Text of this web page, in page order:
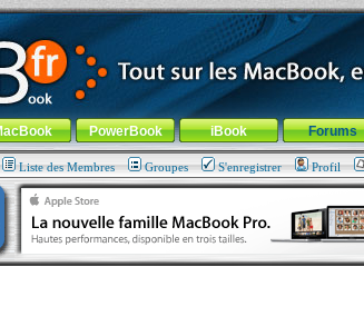
nomade !
général-Aller au menu de la rubrique
PowerBook iBook Forums
Liste des Membres Groupes S'enregistrer Profil